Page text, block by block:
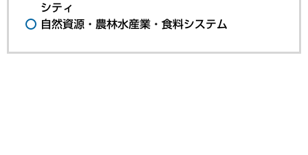
シティ
自然資源・農林水産業・食料システム